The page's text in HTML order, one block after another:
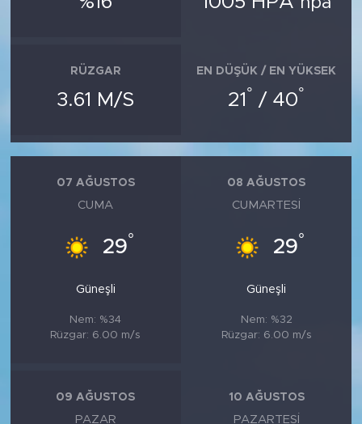
RÜZGAR
3.61 M/S
EN DÜŞÜK / EN YÜKSEK
21 ° / 40°
07 AĞUSTOS
CUMA
29°
Güneşli
Nem: %34
Rüzgar: 6.00 m/s
08 AĞUSTOS
CUMARTESI
29°
Güneşli
Nem: %32
Rüzgar: 6.00 m/s
09 AĞUSTOS
PAZAR
10 AĞUSTOS
PAZARTESI